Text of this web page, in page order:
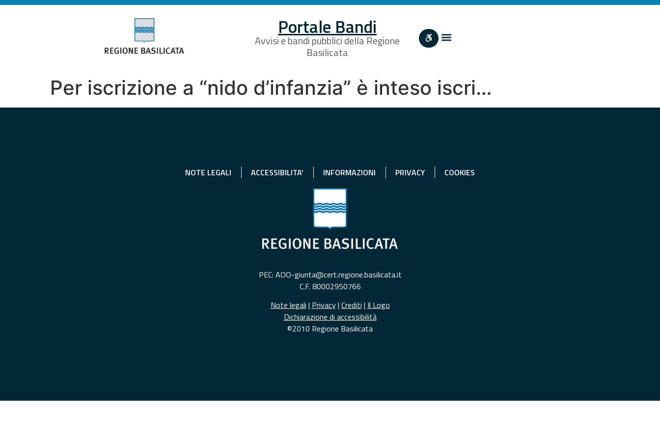
Portale Bandi
Avvisi e bandi pubblici della Regione
Basilicata
Per iscrizione a “nido d’infanzia” è inteso iscri…
NOTE LEGALI ACCESSIBILITA' INFORMAZIONI PRIVACY COOKIES
PEC: AOO-giunta@cert.regione.basilicata.it
C.F. 80002950766
Note legali | Privacy| Crediti | Il Logo
Dichiarazione di accessibilità
©2010 Regione Basilicata